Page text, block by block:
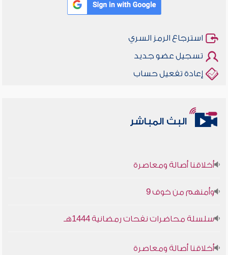
استرجاع الرمز السري
تسجيل عضو جديد
إعادة تفعيل حساب
البث المباشر
أخلاقنا أصالة ومعاصرة
وأمنهم من خوف 9
سلسلة محاضرات نفحات رمضانية 1444هـ
أخلاقنا أصالة ومعاصرة